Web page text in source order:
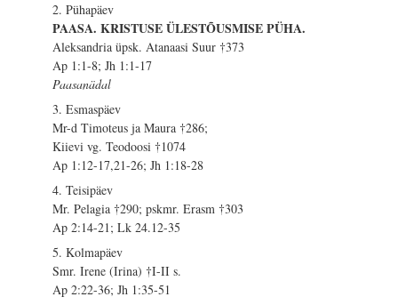
2. Pühapäev
PAASA. KRISTUSE ÜLESTÕUSMISE PÜHA.
Aleksandria üpsk. Atanaasi Suur †373
Ap 1:1-8; Jh 1:1-17
Paasanädal
3. Esmaspäev
Mr-d Timoteus ja Maura †286;
Kiievi vg. Teodoosi †1074
Ap 1:12-17,21-26; Jh 1:18-28
4. Teisipäev
Mr. Pelagia †290; pskmr. Erasm †303
Ap 2:14-21; Lk 24.12-35
5. Kolmapäev
Smr. Irene (Irina) †I-II s.
Ap 2:22-36; Jh 1:35-51